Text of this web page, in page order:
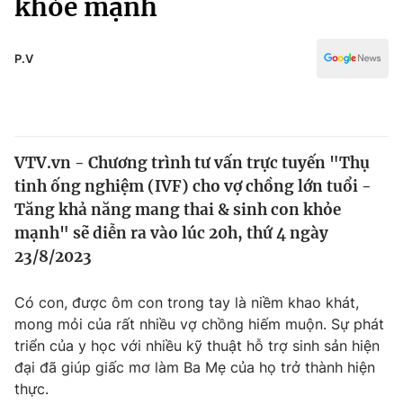
Pháp luật
Tin tức
Thế giới đó đây
Câu chuyện quốc tế
Kinh tế
Tài chính
Thị trường
Dữ liệu và đời sống
Phim VTV
Hậu trường
Nhân vật
Giải trí
Điện ảnh
Đời sống
Công nghệ
khỏe mạnh
P.V
VTV.vn - Chương trình tư vấn trực tuyến "Thụ
tinh ống nghiệm (IVF) cho vợ chồng lớn tuổi -
Tăng khả năng mang thai & sinh con khỏe
mạnh" sẽ diễn ra vào lúc 20h, thứ 4 ngày
23/8/2023
Có con, được ôm con trong tay là niềm khao khát,
mong mỏi của rất nhiều vợ chồng hiếm muộn. Sự phát
triển của y học với nhiều kỹ thuật hỗ trợ sinh sản hiện
đại đã giúp giấc mơ làm Ba Mẹ của họ trở thành hiện
thực.